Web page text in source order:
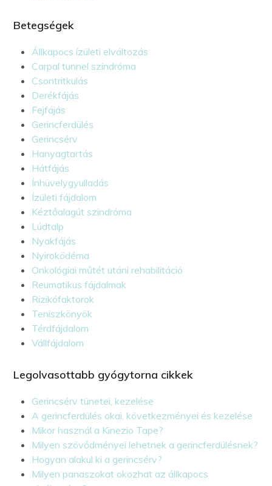
Betegségek
Állkapocs ízületi elváltozás
Carpal tunnel szindróma
Csontritkulás
Derékfájás
Fejfájás
Gerincferdülés
Gerincsérv
Hanyagtartás
Hátfájás
Ínhüvelygyulladás
Ízületi fájdalom
Kéztőalagút szindróma
Lúdtalp
Nyakfájás
Nyiroködéma
Onkológiai műtét utáni rehabilitáció
Reumatikus fájdalmak
Rizikófaktorok
Teniszkönyök
Térdfájdalom
Vállfájdalom
Legolvasottabb gyógytorna cikkek
Gerincsérv tünetei, kezelése
A gerincferdülés okai, következményei és kezelése
Mikor használ a Kinezio Tape?
Milyen szövődményei lehetnek a gerincferdülésnek?
Hogyan alakul ki a gerincsérv?
Milyen panaszokat okozhat az állkapocs